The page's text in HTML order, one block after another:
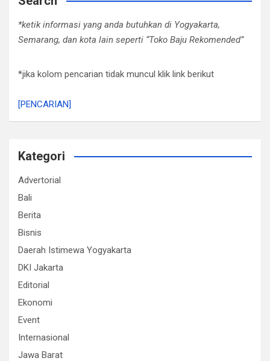
*ketik informasi yang anda butuhkan di Yogyakarta,
Semarang, dan kota lain seperti “Toko Baju Rekomended”
*jika kolom pencarian tidak muncul klik link berikut
[PENCARIAN]
Kategori
Advertorial
Bali
Berita
Bisnis
Daerah Istimewa Yogyakarta
DKI Jakarta
Editorial
Ekonomi
Event
Internasional
Jawa Barat